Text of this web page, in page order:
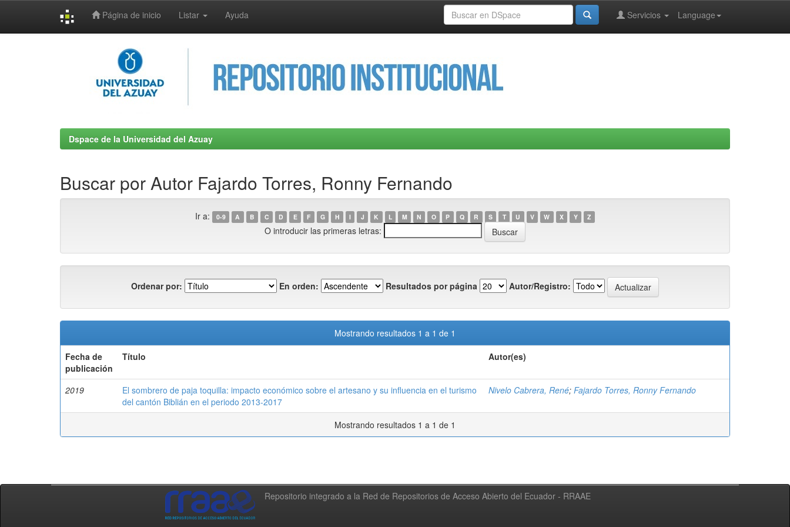
Página de inicio Listar Ayuda Language
Servicios
Dspace de la Universidad del Azuay
Buscar por Autor Fajardo Torres, Ronny Fernando
Ir a: 0-9 A B C D E F G H I J K L M N O P Q R S T U V W X Y Z
O introducir las primeras letras:
Ordenar por: En orden: Resultados por página Autor/Registro:
Mostrando resultados 1 a 1 de 1
Fecha de
publicación
Título Autor(es)
2019
El sombrero de paja toquilla: impacto económico sobre el artesano y su influencia en el turismo
del cantón Biblián en el periodo 2013-2017
Nivelo Cabrera, René; Fajardo Torres, Ronny Fernando
Mostrando resultados 1 a 1 de 1
Repositorio integrado a la Red de Repositorios de Acceso Abierto del Ecuador - RRAAE